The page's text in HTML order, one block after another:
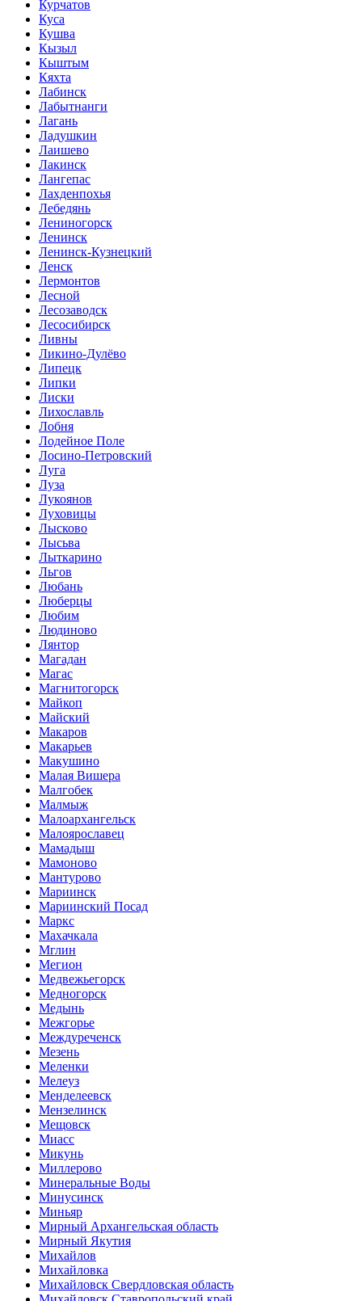
Курчатов
Куса
Кушва
Кызыл
Кыштым
Кяхта
Лабинск
Лабытнанги
Лагань
Ладушкин
Лаишево
Лакинск
Лангепас
Лахденпохья
Лебедянь
Лениногорск
Ленинск
Ленинск-Кузнецкий
Ленск
Лермонтов
Лесной
Лесозаводск
Лесосибирск
Ливны
Ликино-Дулёво
Липецк
Липки
Лиски
Лихославль
Лобня
Лодейное Поле
Лосино-Петровский
Луга
Луза
Лукоянов
Луховицы
Лысково
Лысьва
Лыткарино
Льгов
Любань
Люберцы
Любим
Людиново
Лянтор
Магадан
Магас
Магнитогорск
Майкоп
Майский
Макаров
Макарьев
Макушино
Малая Вишера
Малгобек
Малмыж
Малоархангельск
Малоярославец
Мамадыш
Мамоново
Мантурово
Мариинск
Мариинский Посад
Маркс
Махачкала
Мглин
Мегион
Медвежьегорск
Медногорск
Медынь
Межгорье
Междуреченск
Мезень
Меленки
Мелеуз
Менделеевск
Мензелинск
Мещовск
Миасс
Микунь
Миллерово
Минеральные Воды
Минусинск
Миньяр
Мирный Архангельская область
Мирный Якутия
Михайлов
Михайловка
Михайловск Свердловская область